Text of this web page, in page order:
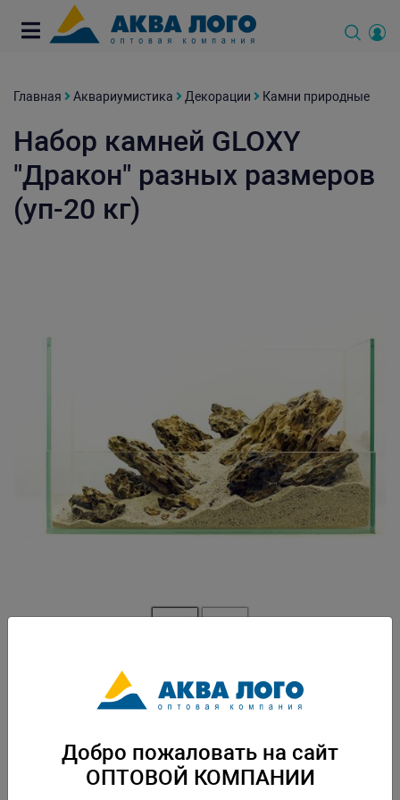
Главная Аквариумистика Декорации Камни природные
Набор камней GLOXY
"Дракон" разных размеров
(уп-20 кг)
Артикул: GL-005444
Скачать каталог
Добро пожаловать на сайт
ОПТОВОЙ КОМПАНИИ